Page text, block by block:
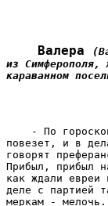
Валера
из
караванном
- По
повезет, и в
говорят
Прибыл, прибыл
как ждали
деле с партией